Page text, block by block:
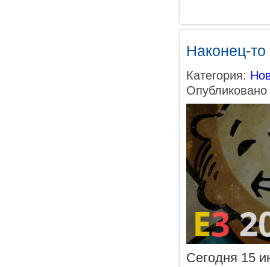
Наконец-
Категория:
Сегодня 15